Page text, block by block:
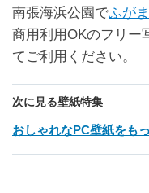
南張海浜公園でふが
商用利用OKのフリー
てご利用ください。
次に見る壁紙特集
おしゃれなPC壁紙をも